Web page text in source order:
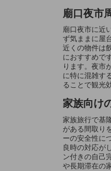
廟口夜市
廟口夜市に近
ず気ままに屋
近くの物件は
におすすめで
ります。夜市
に特に混雑す
ることで観光
家族向け
家族旅行で基
がある間取り
ーの安全性に
良時の対応が
ン付きの自己
や長期滞在の